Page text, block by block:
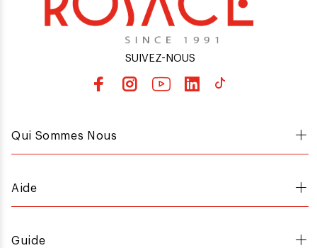
SUIVEZ-NOUS
Qui Sommes Nous
Aide
Guide